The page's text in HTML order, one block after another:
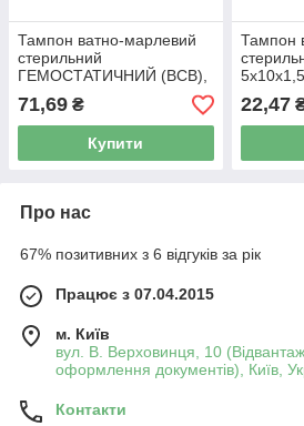
Тампон ватно-марлевий
стерильний
ГЕМОСТАТИЧНИЙ (ВСВ),
10х10х1,5см №2
71,69 ₴
Купити
Тампон
22,47
Про нас
67% позитивних з 6 відгуків за рік
Працює з 07.04.2015
м. Київ
вул. В. Верховинця, 10
оформлення документів), Київ,
Контакти